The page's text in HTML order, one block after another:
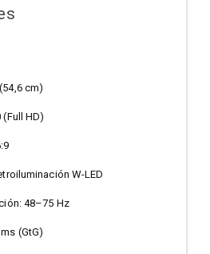
cm)
HD)
W-LED
48–75 Hz
(GtG)